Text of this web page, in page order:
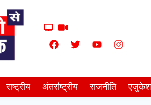
राष्ट्रीय अंतर्राष्ट्रीय राजनीति